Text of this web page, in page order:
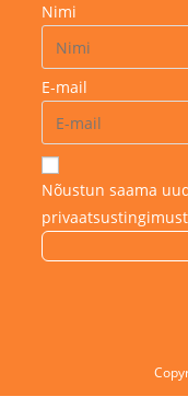
Nimi
E-mail
Nõustun saama